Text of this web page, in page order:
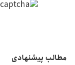
مطالب پیشنهادی